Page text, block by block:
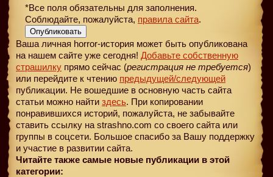
*Все поля обязательны для заполнения.
Соблюдайте, пожалуйста, правила сайта.
Опубликовать
Ваша личная horror-история может быть опубликована
на нашем сайте уже сегодня! Добавьте собственную
страшилку прямо сейчас (регистрация не требуется)
или перейдите к чтению предыдущей/следующей
публикации. Не вошедшие в основную часть сайта
статьи можно найти здесь. При копировании
понравившихся историй, пожалуйста, не забывайте
ставить ссылку на strashno.com со своего сайта или
группы в соцсети. Большое спасибо за Вашу поддержку
и участие в развитии сайта.
Читайте также самые новые публикации в этой
категории: